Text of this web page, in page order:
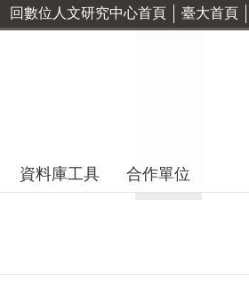
回數位人文研究中心首頁 臺大首頁
資料庫工具 合作單位